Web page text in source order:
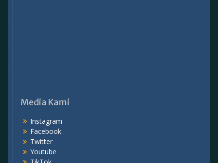
Media Kami
Instagram
Facebook
Twitter
Youtube